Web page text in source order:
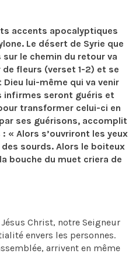
accents apocalyptiques
Le désert de Syrie que
le chemin du retour va
fleurs (verset 1-2) et se
lui-même qui va venir
infirmes seront guéris et
transformer celui-ci en
ses guérisons, accomplit
« Alors s’ouvriront les yeux
sourds. Alors le boiteux
bouche du muet criera de
Christ, notre Seigneur
envers les personnes.
arrivent en même